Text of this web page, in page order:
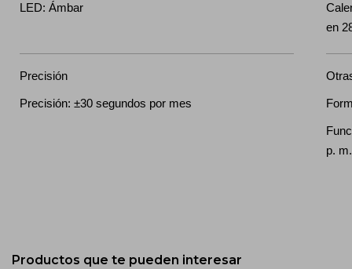
LED: Ámbar
en
Precisión
Precisión: ±30 segundos por mes
p.
Productos que te pueden interesar